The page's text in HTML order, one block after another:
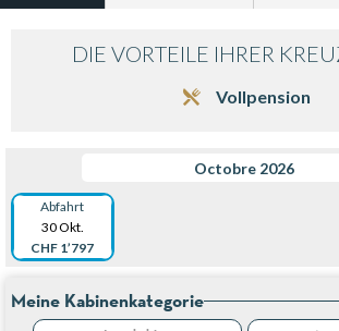
DIE VORTEILE IHRER
Vollpension
Octobre 2026
Abfahrt
30 Okt.
CHF 1’797
Meine Kabinenkategorie